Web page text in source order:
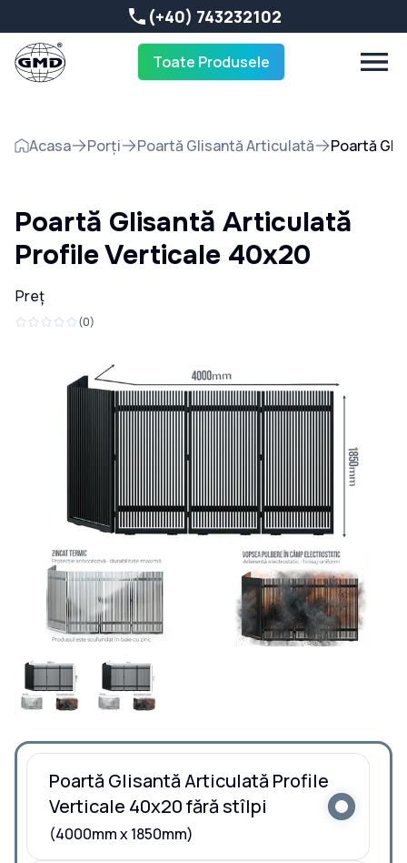
(+40) 743232102
Toate Produsele
Acasa Porți Poartă Glisantă Articulată Poartă
Poartă Glisantă Articulată
Profile Verticale 40x20
Preț
(0)
Poartă Glisantă Articulată Profile
Verticale 40x20 fără stîlpi
(4000mm x 1850mm)